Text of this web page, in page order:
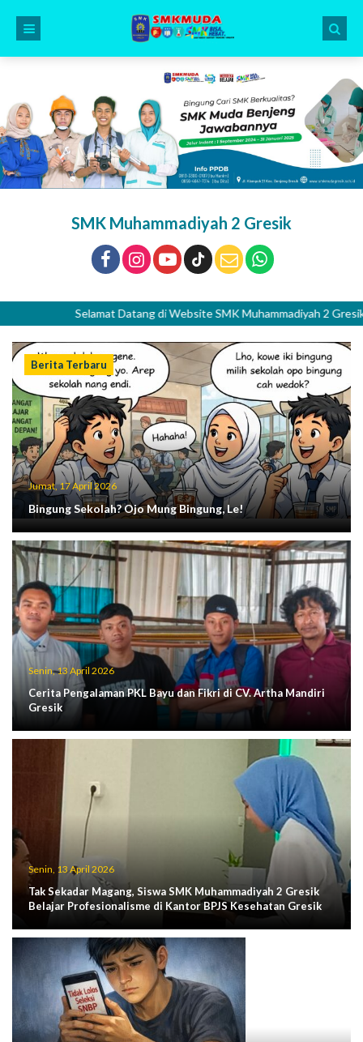
SMK Muhammadiyah 2 Gresik
Selamat Datang di Website SMK Muhammadiyah 2 Gresik.
Berita Terbaru
Jumat, 17 April 2026
Bingung Sekolah? Ojo Mung Bingung, Le!
Senin, 13 April 2026
Cerita Pengalaman PKL Bayu dan Fikri di CV. Artha Mandiri
Gresik
Senin, 13 April 2026
Tak Sekadar Magang, Siswa SMK Muhammadiyah 2 Gresik
Belajar Profesionalisme di Kantor BPJS Kesehatan Gresik